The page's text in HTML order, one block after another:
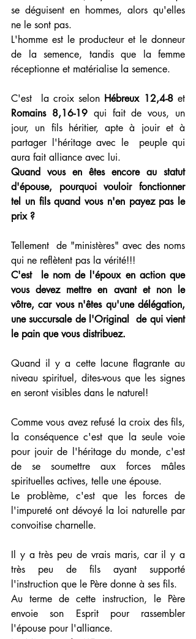
se déguisent en hommes, alors qu'elles
ne le sont pas.
L'homme est le producteur et le donneur
de la semence, tandis que la femme
réceptionne et matérialise la semence.
C'est  la croix selon Hébreux 12,4-8
Romains 8,16-19 qui fait de vous, un
jour, un fils héritier, apte à jouir et à
partager l'héritage avec le  peuple qui
aura fait alliance avec lui.
Quand vous en êtes encore au statut
d'épouse, pourquoi vouloir fonctionner
tel un fils quand vous n'en payez pas le
prix ?
Tellement  de "ministères" avec des noms
qui ne reflètent pas la vérité!!!
C'est  le nom de l'époux en action que
vous devez mettre en avant et non le
vôtre, car vous n'êtes qu'une délégation,
une succursale de l'Original  de qui vient
le pain que vous distribuez.
Quand il y a cette lacune flagrante au
niveau spirituel, dites-vous que les signes
en seront visibles dans le naturel!
Comme vous avez refusé la croix des fils,
la conséquence c'est que la seule voie
pour jouir de l'héritage du monde, c'est
de se soumettre aux forces mâles
spirituelles actives, telle une épouse.
Le problème, c'est que les forces de
l'impureté ont dévoyé la loi naturelle par
convoitise charnelle.
Il y a très peu de vrais maris, car il y a
très peu de fils ayant supporté
l'instruction que le Père donne à ses fils.
Au terme de cette instruction, le Père
envoie son Esprit pour rassembler
l'épouse pour l'alliance.